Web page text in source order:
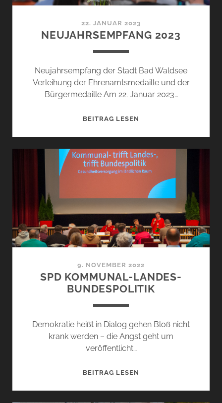
22. JANUAR 2023
NEUJAHRSEMPFANG 2023
Neujahrsempfang der Stadt Bad Waldsee
Verleihung der Ehrenamtsmedaille und der
Bürgermedaille Am 22. Januar 2023…
BEITRAG LESEN
9. NOVEMBER 2022
SPD KOMMUNAL-LANDES-
BUNDESPOLITIK
Demokratie heißt in Dialog gehen Bloß nicht
krank werden – die Angst geht um
veröffentlicht…
BEITRAG LESEN